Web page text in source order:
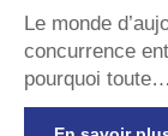
Le monde
concurrence
pourquoi toute…